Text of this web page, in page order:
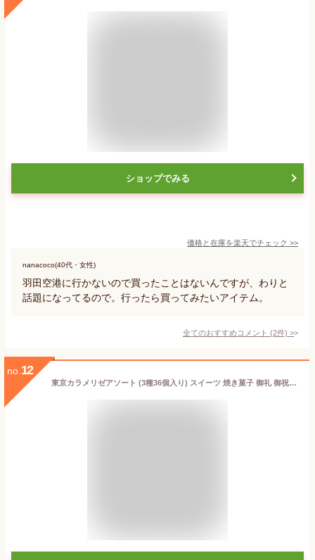
ショップでみる
価格と在庫を楽天でチェック >>
nanacoco(40代・女性)
羽田空港に行かないので買ったことはないんですが、わりと
話題になってるので。行ったら買ってみたいアイテム。
全てのおすすめコメント (2件) >
no. 12
東京カラメリゼアソート (3種36個入り) スイーツ 焼き菓子 御礼 御祝 返礼 御挨拶 ギフト お菓子 記念品 景品 粗品 プレゼント 東京みやげ 手土産 ギフト プチチュー 上野風月堂 風月堂